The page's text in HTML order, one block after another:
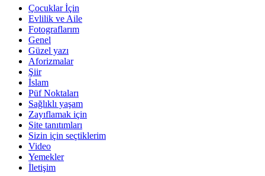
Çocuklar İçin
Evlilik ve Aile
Fotograflarım
Genel
Güzel yazı
Aforizmalar
Şiir
İslam
Püf Noktaları
Sağlıklı yaşam
Zayıflamak için
Site tanıtımları
Sizin için seçtiklerim
Video
Yemekler
İletişim